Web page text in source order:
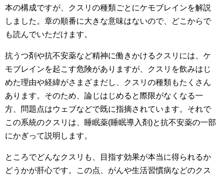
本の構成ですが、クスリの種類ごとにケモブレインを解説
しました。章の順番に大きな意味はないので、どこからで
も読んでいただけます。
抗うつ剤や抗不安薬など精神に働きかけるクスリには、ケ
モブレインを起こす危険がありますが、クスリを飲みはじ
めた理由や経緯がさまざまだし、クスリの種類もたくさん
あります。そのため、論じはじめると際限がなくなる一
方、問題点はウェブなどで既に指摘されています。それで
この系統のクスリは、睡眠薬(睡眠導入剤)と抗不安薬の一部
にかぎって説明します。
ところでどんなクスリも、目指す効果が本当に得られるか
どうかが肝心です。この点、がんや生活習慣病などのクス